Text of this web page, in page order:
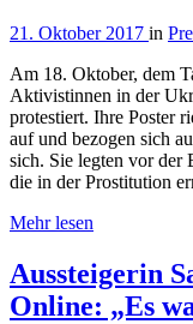
21. Oktober 2017 in
Am 18. Oktober, dem
Aktivistinnen in der
protestiert. Ihre Poster
auf und bezogen sich
sich. Sie legten vor der
die in der Prostitution
Mehr lesen
Aussteigerin
Online: „Es